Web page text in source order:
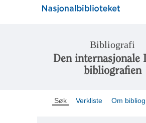
Bibliografi
Den internasjonale
bibliografien
Søk Verkliste Om